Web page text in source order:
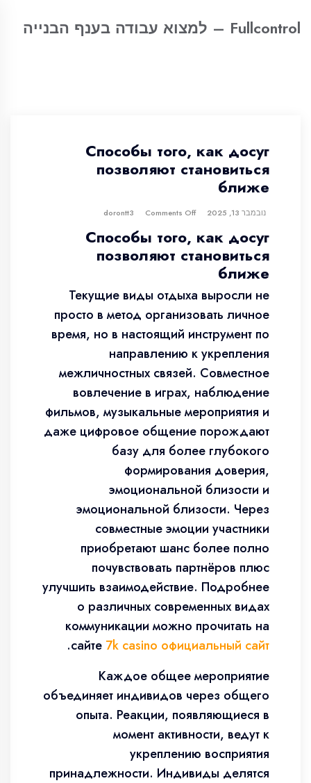
Fullcontrol – למצוא עבודה בענף הבנייה
Способы того, как досуг
позволяют становиться
ближе
נובמבר 13, 2025 dorontt3
Comments Off
Способы того, как досуг
позволяют становиться
ближе
Текущие виды отдыха выросли не
просто в метод организовать личное
время, но в настоящий инструмент по
направлению к укрепления
межличностных связей. Совместное
вовлечение в играх, наблюдение
фильмов, музыкальные мероприятия и
даже цифровое общение порождают
базу для более глубокого
формирования доверия,
эмоциональной близости и
эмоциональной близости. Через
совместные эмоции участники
приобретают шанс более полно
почувствовать партнёров плюс
улучшить взаимодействие. Подробнее
о различных современных видах
коммуникации можно прочитать на
сайте 7k casino официальный сайт
.
Каждое общее мероприятие
объединяет индивидов через общего
опыта. Реакции, появляющиеся в
момент активности, ведут к
укреплению восприятия
принадлежности. Индивиды делятся